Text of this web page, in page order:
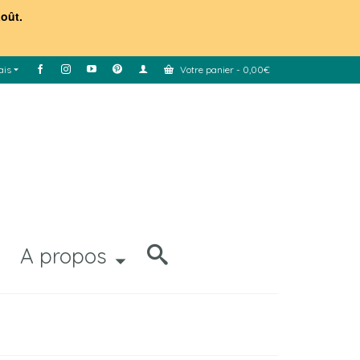
Votre panier - 0,00€
A propos